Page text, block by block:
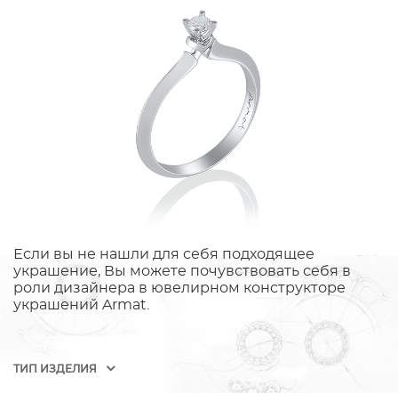
Если вы не нашли для себя подходящее
украшение, Вы можете почувствовать себя в
роли дизайнера в ювелирном конструкторе
украшений Armat.
ТИП ИЗДЕЛИЯ